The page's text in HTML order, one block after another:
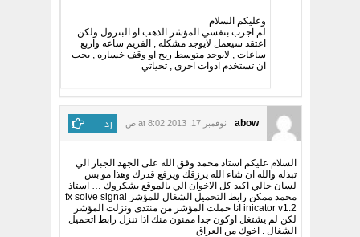
وعليكم السلام
لم اجرب بنفسي المؤشر الذهب او البترول ولكن
اعتقد سيعمل لايوجد مشكله , الفريم ساعه واربع
ساعات , لايوجد متوسط ربح او وقف خساره , يجب
ان تستخدم ادوات اخرى , تحياتي
abow نوفمبر 17, 2013 at 8:02 ص رد
السلام عليكم استاذ محمد وفق الله على الجهد الجبار الي
تبذله والله ان شاء الله يرزقك ويرفع قدرك وهذا مو بس
لسان حالي اكيد كل الاخوان الي بالموقع يشكروك … استاذ
محمد ممكن رابط التحميل الشغال للمؤشر fx solve signal
inicator v1.2 انا حملت المؤشر من منتدى ونزلت المؤشر
لكن لم يشتغل اوكون جدا ممنون منك اذا تنزل رابط اتحميل
الشغال . اخوك من العراق